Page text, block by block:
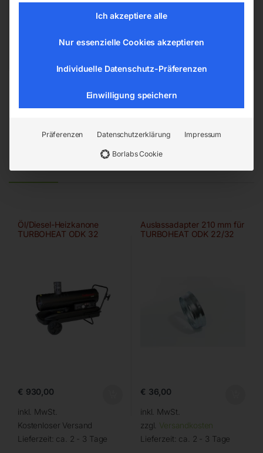
4911 Ried/Tumeltsham
Österreich
Ähnliche Produkte
Öl/Diesel-Heizkanone
TURBOHEAT ODK 32
€ 930,00
inkl. MwSt.
Kostenloser Versand
Lieferzeit: ca. 2 - 3 Tage
Auslassadapter 210 mm für
TURBOHEAT ODK 22/32
€ 36,00
inkl. MwSt.
zzgl. Versandkosten
Lieferzeit: ca. 2 - 3 Tage
Ich akzeptiere alle
Nur essenzielle Cookies akzeptieren
Individuelle Datenschutz-Präferenzen
Einwilligung speichern
Präferenzen Datenschutzerklärung Impressum
Borlabs Cookie